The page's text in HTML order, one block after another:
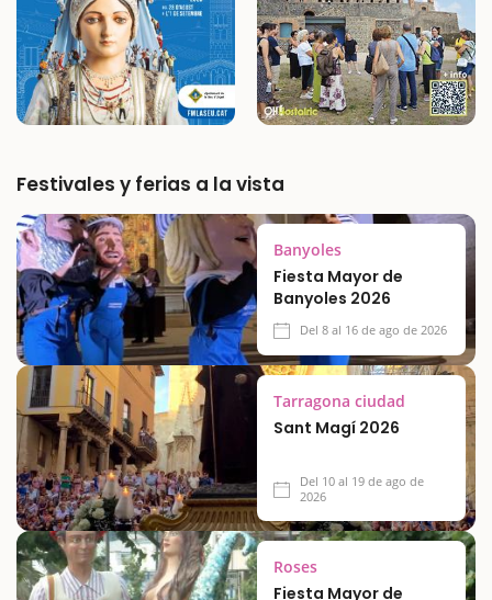
Festivales y ferias a la vista
Banyoles
Fiesta Mayor de
Banyoles 2026
Del 8 al 16 de ago de 2026
Tarragona ciudad
Sant Magí 2026
Del 10 al 19 de ago de
2026
Roses
Fiesta Mayor de